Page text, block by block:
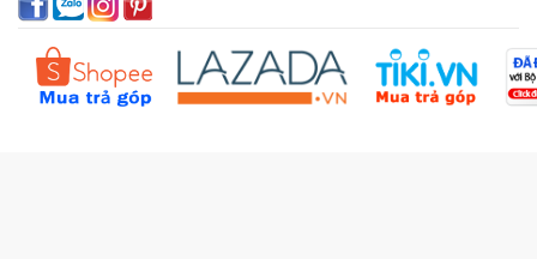
Chính sách bồi hoàn
Câu hỏi thường gặp (FAQs)
Kiểm tra đơn hàng
Đặt hàng theo yêu cầu